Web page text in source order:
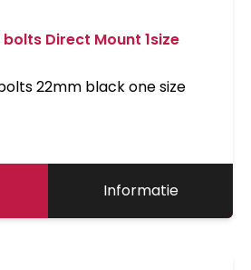
bolts Direct Mount 1size
22mm black one size
Informatie